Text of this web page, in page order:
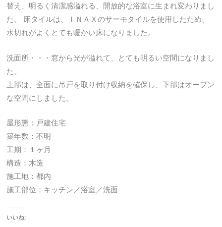
替え、明るく清潔感溢れる、開放的な浴室に生まれ変わりまし
た。 床タイルは、ＩＮＡＸのサーモタイルを使用したため、
水切れがよくとても暖かい床になりました。
洗面所・・・窓から光が溢れて、とても明るい空間になりまし
た。
上部は、全面に吊戸を取り付け収納を確保し、下部はオープン
な空間にしました。
屋形態：戸建住宅
築年数：不明
工期：１ヶ月
構造：木造
施工地：都内
施工部位：キッチン／浴室／洗面
いいね: